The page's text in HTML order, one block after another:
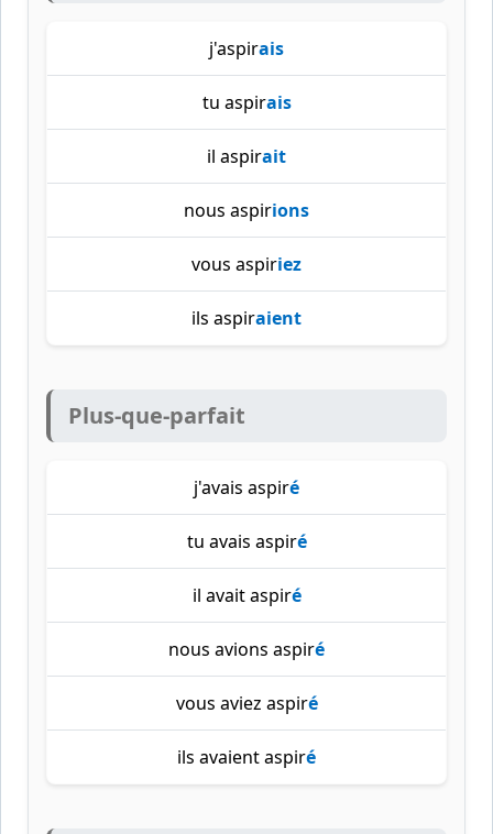
j'aspirais
tu aspirais
il aspirait
nous aspirions
vous aspiriez
ils aspiraient
Plus-que-parfait
j'avais aspiré
tu avais aspiré
il avait aspiré
nous avions aspiré
vous aviez aspiré
ils avaient aspiré